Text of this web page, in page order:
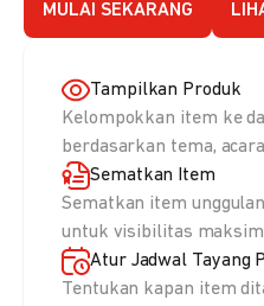
MULAI SEKARANG
Tampilkan Produk
Kelompokkan item ke
berdasarkan tema,
Sematkan Item
Sematkan item
untuk visibilitas
Atur Jadwal Tayang
Tentukan kapan item